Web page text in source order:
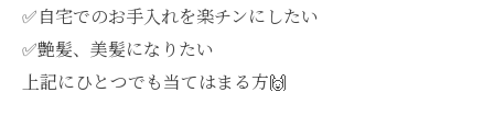
✅自宅でのお手入れを楽チンにしたい
✅艶髪、美髪になりたい
上記にひとつでも当てはまる方🙌